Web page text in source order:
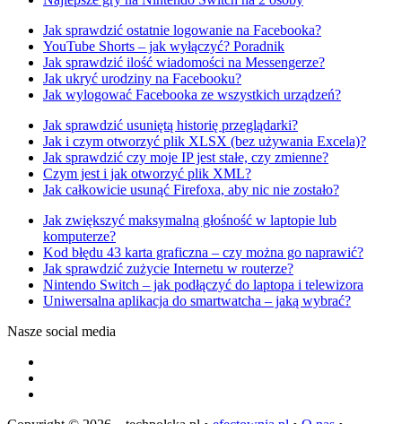
Jak sprawdzić ostatnie logowanie na Facebooka?
YouTube Shorts – jak wyłączyć? Poradnik
Jak sprawdzić ilość wiadomości na Messengerze?
Jak ukryć urodziny na Facebooku?
Jak wylogować Facebooka ze wszystkich urządzeń?
Jak sprawdzić usuniętą historię przeglądarki?
Jak i czym otworzyć plik XLSX (bez używania Excela)?
Jak sprawdzić czy moje IP jest stałe, czy zmienne?
Czym jest i jak otworzyć plik XML?
Jak całkowicie usunąć Firefoxa, aby nic nie zostało?
Jak zwiększyć maksymalną głośność w laptopie lub
komputerze?
Kod błędu 43 karta graficzna – czy można go naprawić?
Jak sprawdzić zużycie Internetu w routerze?
Nintendo Switch – jak podłączyć do laptopa i telewizora
Uniwersalna aplikacja do smartwatcha – jaką wybrać?
Nasze social media